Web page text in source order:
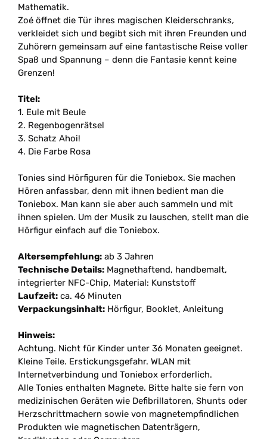
Mathematik.
Zoé öffnet die Tür ihres magischen Kleiderschranks,
verkleidet sich und begibt sich mit ihren Freunden und
Zuhörern gemeinsam auf eine fantastische Reise voller
Spaß und Spannung – denn die Fantasie kennt keine
Grenzen!
Titel:
1. Eule mit Beule
2. Regenbogenrätsel
3. Schatz Ahoi!
4. Die Farbe Rosa
Tonies sind Hörfiguren für die Toniebox. Sie machen
Hören anfassbar, denn mit ihnen bedient man die
Toniebox. Man kann sie aber auch sammeln und mit
ihnen spielen. Um der Musik zu lauschen, stellt man die
Hörfigur einfach auf die Toniebox.
Altersempfehlung: ab 3 Jahren
Technische Details: Magnethaftend, handbemalt,
integrierter NFC-Chip, Material: Kunststoff
Laufzeit: ca. 46 Minuten
Verpackungsinhalt: Hörfigur, Booklet, Anleitung
Hinweis:
Achtung. Nicht für Kinder unter 36 Monaten geeignet.
Kleine Teile. Erstickungsgefahr. WLAN mit
Internetverbindung und Toniebox erforderlich.
Alle Tonies enthalten Magnete. Bitte halte sie fern von
medizinischen Geräten wie Defibrillatoren, Shunts oder
Herzschrittmachern sowie von magnetempfindlichen
Produkten wie magnetischen Datenträgern,